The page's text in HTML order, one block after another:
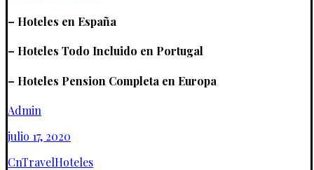
– Hoteles en España
– Hoteles Todo Incluido en Portugal
– Hoteles Pension Completa en Europa
Admin
julio 17, 2020
CnTravelHoteles